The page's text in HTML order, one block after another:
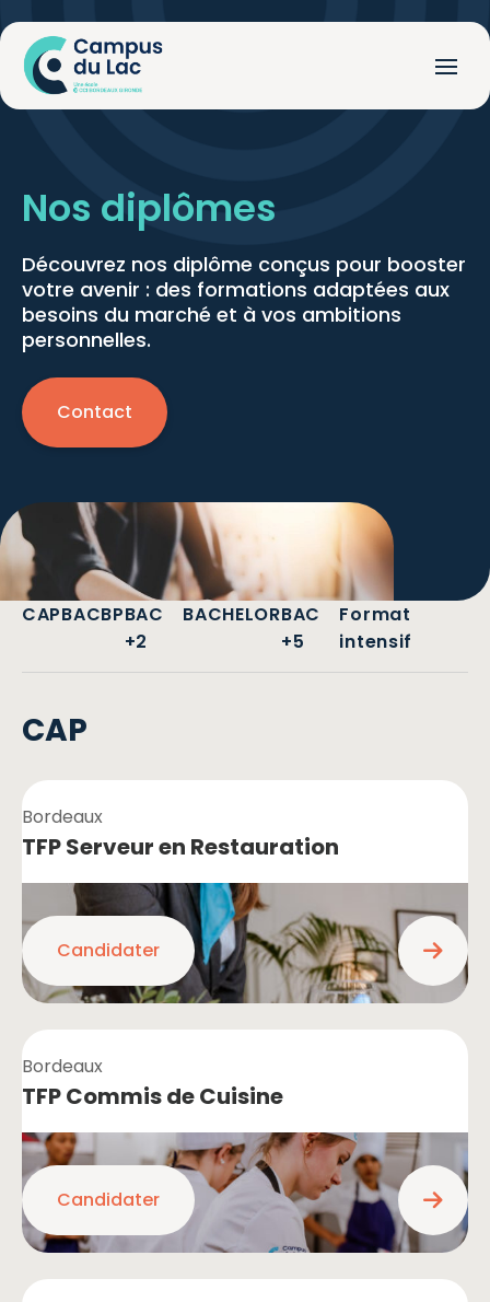
Nos diplômes
Découvrez nos diplôme conçus pour booster
votre avenir : des formations adaptées aux
besoins du marché et à vos ambitions
personnelles.
Contact
CAPBACBPBAC
+2
BACHELORBAC
+5
Format
intensif
CAP
Bordeaux
TFP Serveur en Restauration
Candidater
Bordeaux
TFP Commis de Cuisine
Candidater